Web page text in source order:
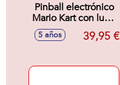
Pinball electrónico
Mario Kart con luz y
sonido
5 años 39,95 €